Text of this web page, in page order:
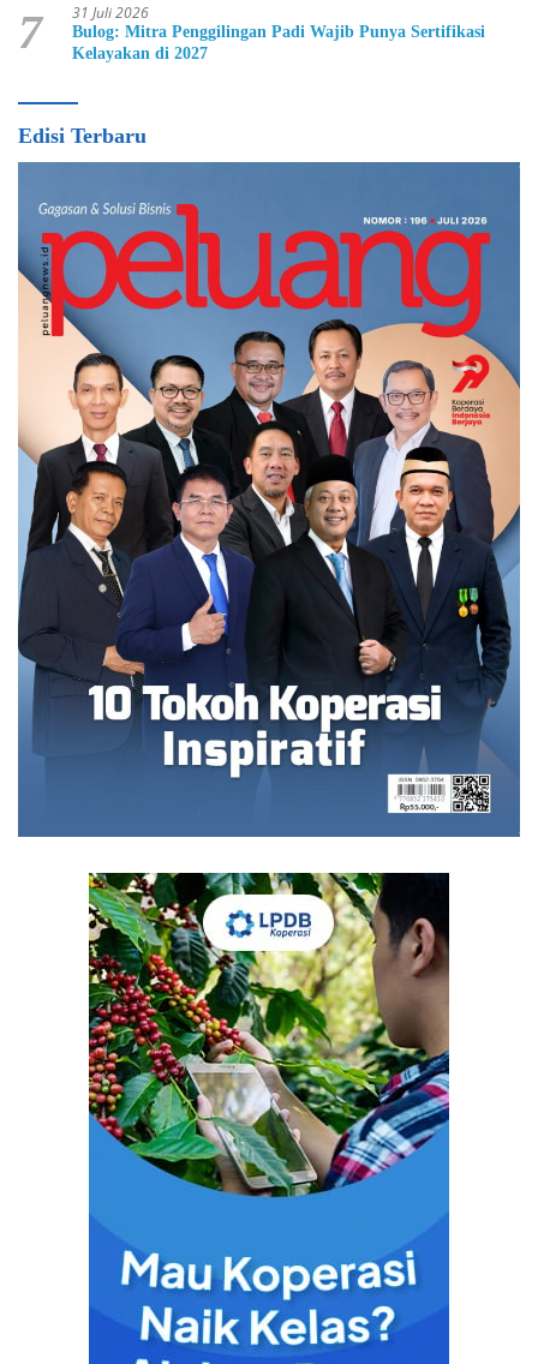
7 31 Juli 2026
Bulog: Mitra Penggilingan Padi Wajib Punya Sertifikasi
Kelayakan di 2027
Edisi Terbaru